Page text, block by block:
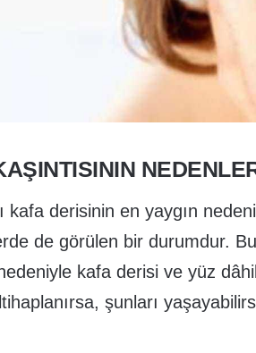
kafa derisinin en yaygın
de görülen bir durumdur.
kafa derisi ve yüz
şunları